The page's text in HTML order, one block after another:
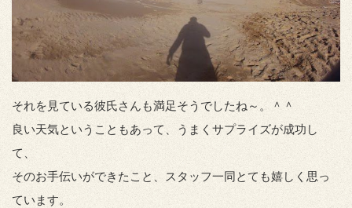
それを見ている彼氏さんも満足そうでしたね～。＾＾
良い天気ということもあって、うまくサプライズが成功し
て、
そのお手伝いができたこと、スタッフ一同とても嬉しく思っ
ています。